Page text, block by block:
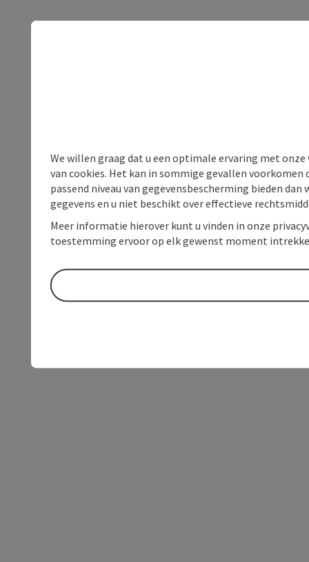
We willen graag dat u een optimale ervaring met
van cookies. Het kan in sommige gevallen voorkomen
passend niveau van gegevensbescherming bieden
gegevens en u niet beschikt over effectieve
Meer informatie hierover kunt u vinden in onze
toestemming ervoor op elk gewenst moment